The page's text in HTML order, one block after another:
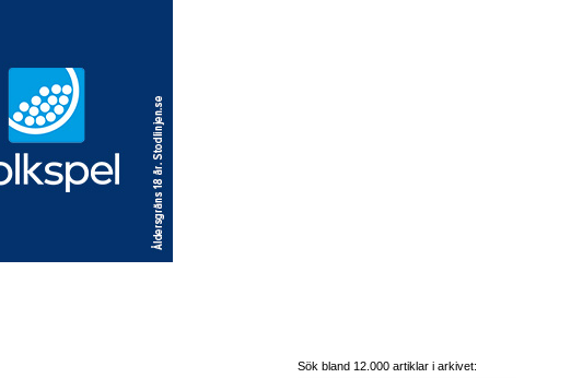
Sök bland 12.000 artiklar i arkivet: